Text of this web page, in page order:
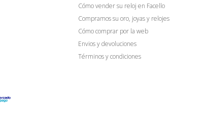
Cómo vender su reloj en Facello
Compramos su oro, joyas y relojes
Cómo comprar por la web
Envios y devoluciones
Términos y condiciones